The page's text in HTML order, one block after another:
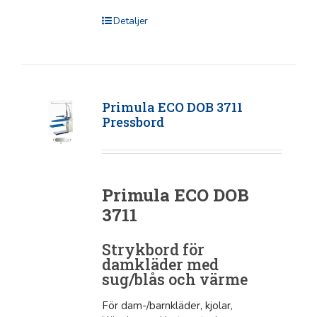
Detaljer
Primula ECO DOB 3711
Pressbord
Primula ECO DOB
3711
Strykbord för
damkläder med
sug/blås och värme
För dam-/barnkläder, kjolar,